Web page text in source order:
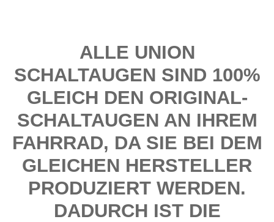
ALLE UNION
SCHALTAUGEN SIND 100%
GLEICH DEN ORIGINAL-
SCHALTAUGEN AN IHREM
FAHRRAD, DA SIE BEI DEM
GLEICHEN HERSTELLER
PRODUZIERT WERDEN.
DADURCH IST DIE